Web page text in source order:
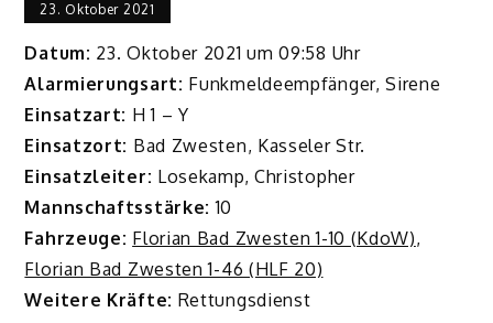
23. Oktober 2021
Datum: 23. Oktober 2021 um 09:58 Uhr
Alarmierungsart: Funkmeldeempfänger, Sirene
Einsatzart: H 1 – Y
Einsatzort: Bad Zwesten, Kasseler Str.
Einsatzleiter: Losekamp, Christopher
Mannschaftsstärke: 10
Fahrzeuge: Florian Bad Zwesten 1-10 (KdoW),
Florian Bad Zwesten 1-46 (HLF 20)
Weitere Kräfte: Rettungsdienst